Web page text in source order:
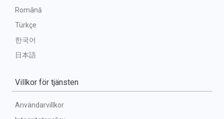
Română
Türkçe
한국어
日本語
Villkor för tjänsten
Användarvillkor